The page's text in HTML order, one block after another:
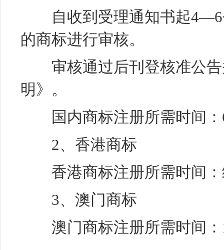
自收到受理通知书起4—6
的商标进行审核。
审核通过后刊登核准公告
明》。
国内商标注册所需时间：
2、香港商标
香港商标注册所需时间：
3、澳门商标
澳门商标注册所需时间：